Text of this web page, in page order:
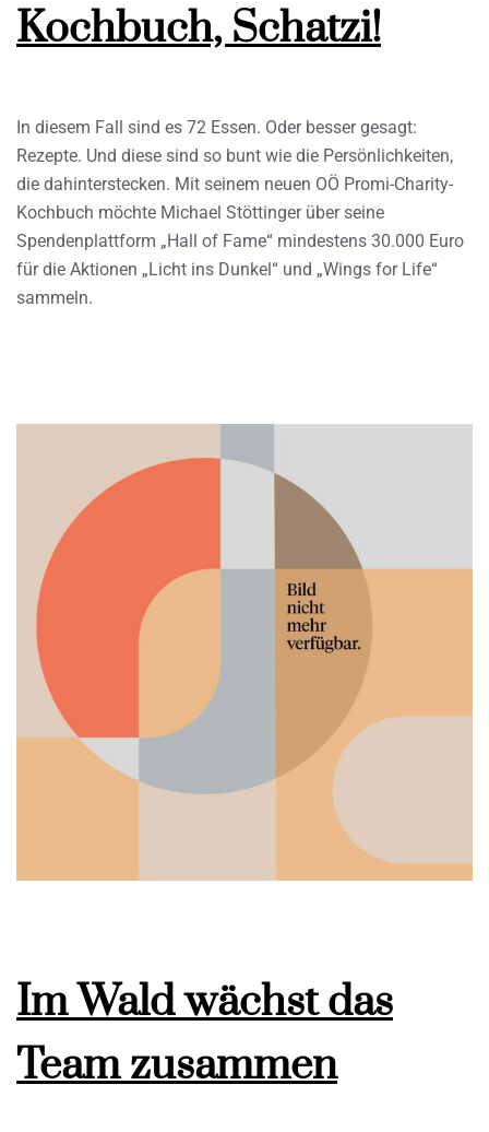
Kochbuch, Schatzi!
In diesem Fall sind es 72 Essen. Oder besser gesagt:
Rezepte. Und diese sind so bunt wie die Persönlichkeiten,
die dahinterstecken. Mit seinem neuen OÖ Promi-Charity-
Kochbuch möchte Michael Stöttinger über seine
Spendenplattform „Hall of Fame“ mindestens 30.000 Euro
für die Aktionen „Licht ins Dunkel“ und „Wings for Life“
sammeln.
Im Wald wächst das
Team zusammen